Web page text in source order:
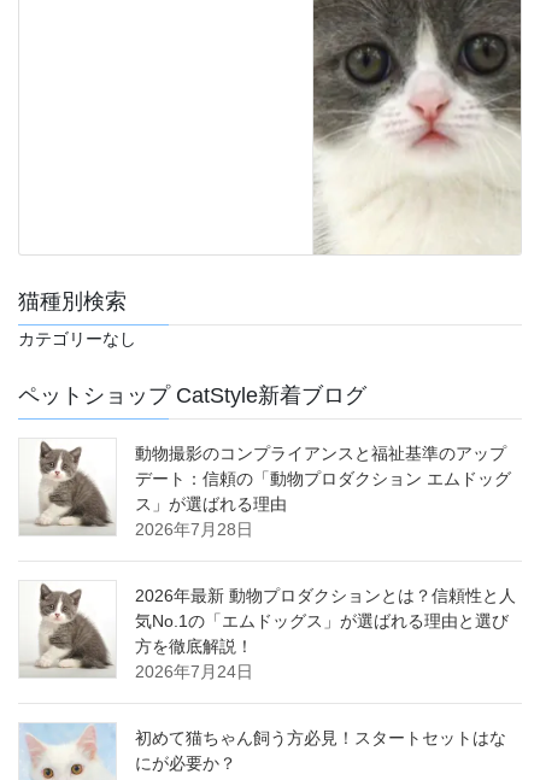
猫種別検索
カテゴリーなし
ペットショップ CatStyle新着ブログ
動物撮影のコンプライアンスと福祉基準のアップ
デート：信頼の「動物プロダクション エムドッグ
ス」が選ばれる理由
2026年7月28日
2026年最新 動物プロダクションとは？信頼性と人
気No.1の「エムドッグス」が選ばれる理由と選び
方を徹底解説！
2026年7月24日
初めて猫ちゃん飼う方必見！スタートセットはな
にが必要か？